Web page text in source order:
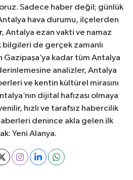
Sadece haber değil; günlük
hava durumu, ilçelerden
Antalya ezan vakti ve namaz
de gerçek zamanlı
Gazipaşa’ya kadar tüm Antalya
analizler, Antalya
ve kentin kültürel mirasını
dijital hafızası olmaya
hızlı ve tarafsız habercilik
denince akla gelen ilk
Yeni Alanya.